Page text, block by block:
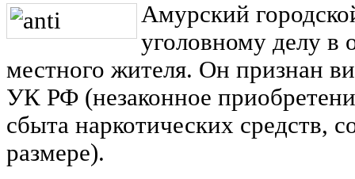
Амурский
уголовному делу в
местного жителя. Он признан
УК РФ (незаконное
сбыта наркотических средств,
размере).